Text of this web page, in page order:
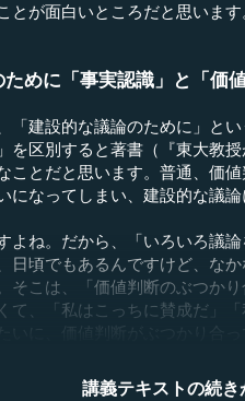
とが面白いところだと思います
めに「事実認識」と「価
建設的な議論のために」とい
を区別すると著書（『東大教
ことだと思います。普通、価
になってしまい、建設的な議論
ね。だから、「いろいろ議
日頃でもあるんですけど、な
そこは、「価値判断のぶつか
て、「私はこっちに賛成だ」
いに、価値判断がぶつかり合っ
講義テキストの続き